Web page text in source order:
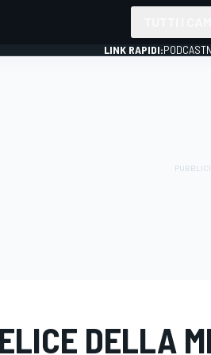
LINK RAPIDI:PODCAST
DELLA